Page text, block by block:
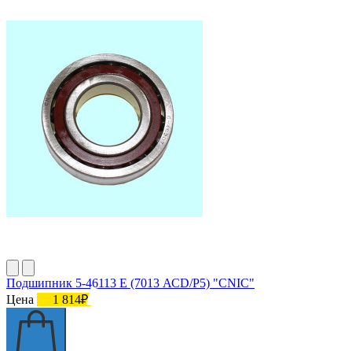
Подшипник 5-46113 E (7013 АСD/P5) "CNIC"
Цена
1 814₽